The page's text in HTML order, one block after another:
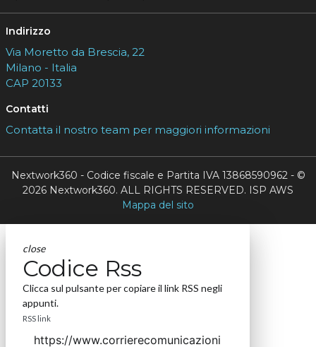
Indirizzo
Via Moretto da Brescia, 22
Milano - Italia
CAP 20133
Contatti
Contatta il nostro team per maggiori informazioni
Nextwork360 - Codice fiscale e Partita IVA 13868590962 - ©
2026 Nextwork360. ALL RIGHTS RESERVED. ISP AWS
Mappa del sito
close
Codice Rss
Clicca sul pulsante per copiare il link RSS negli
appunti.
RSS link